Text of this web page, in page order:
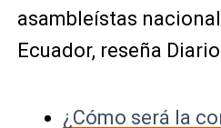
asambleístas
Ecuador, reseña Diario
¿Cómo será la